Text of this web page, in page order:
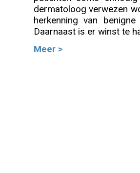
dermatoloog verwezen
herkenning van
Daarnaast is er winst te
Meer >